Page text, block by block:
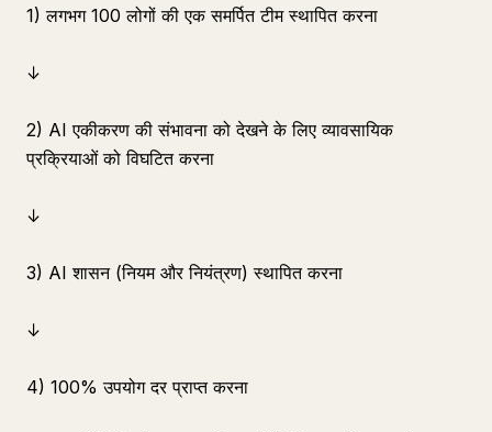
1) लगभग 100 लोगों की एक समर्पित टीम स्थापित करना
↓
2) AI एकीकरण की संभावना को देखने के लिए व्यावसायिक
प्रक्रियाओं को विघटित करना
↓
3) AI शासन (नियम और नियंत्रण) स्थापित करना
↓
4) 100% उपयोग दर प्राप्त करना